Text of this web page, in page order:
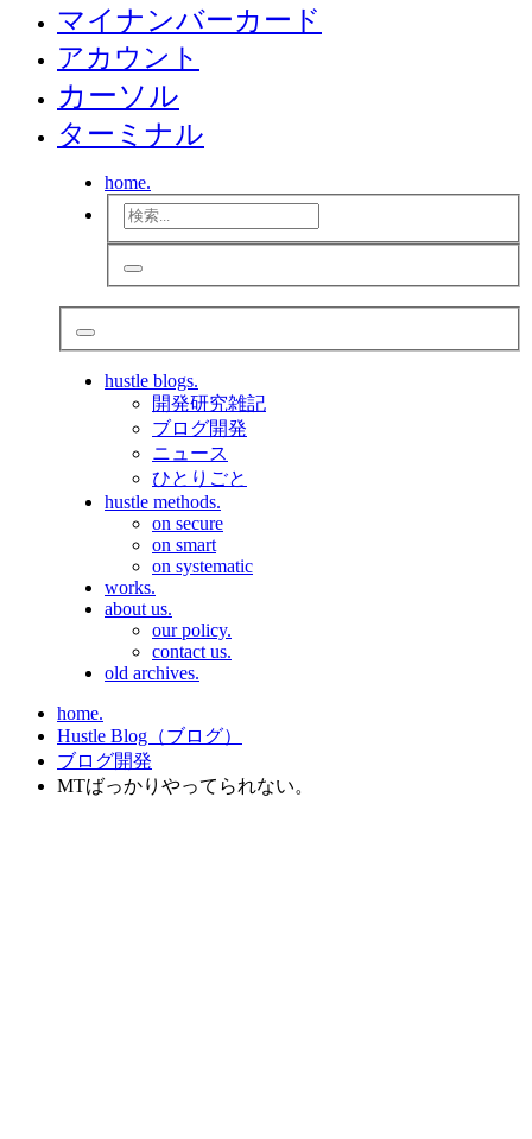
マイナンバーカード
アカウント
カーソル
ターミナル
home.
hustle blogs.
開発研究雑記
ブログ開発
ニュース
ひとりごと
hustle methods.
on secure
on smart
on systematic
works.
about us.
our policy.
contact us.
old archives.
home.
Hustle Blog（ブログ）
ブログ開発
MTばっかりやってられない。